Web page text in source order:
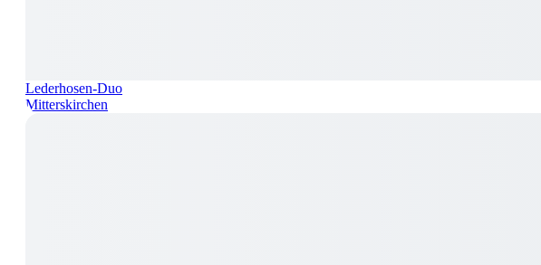
Lederhosen-Duo
Mitterskirchen